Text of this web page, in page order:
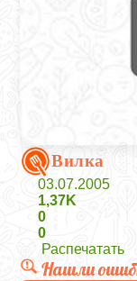
Вилка
03.07.2005
1,37K
0
0
Распечатать
Нашли